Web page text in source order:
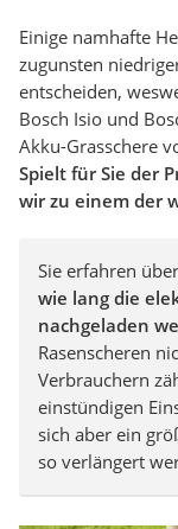
Einige namhafte
zugunsten
entscheiden,
Bosch Isio und
Akku-Grasschere
Spielt für Sie der
wir zu einem der
Sie erfahren
wie lang die
nachgeladen
Rasenscheren
Verbrauchern
einstündigen
sich aber ein
so verlängert